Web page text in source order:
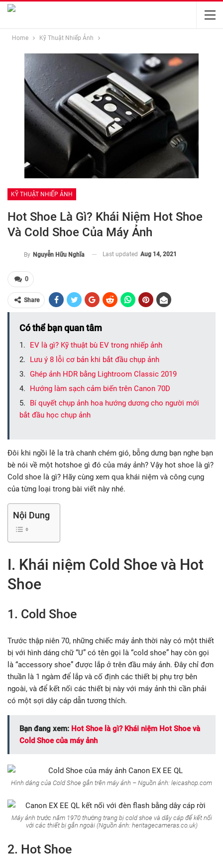
Home Kỹ Thuật Nhiếp Ảnh
KỸ THUẬT NHIẾP ẢNH
Hot Shoe Là Gì? Khái Niệm Hot Shoe
Và Cold Shoe Của Máy Ảnh
By Nguyễn Hữu Nghĩa Last updated Aug 14, 2021
0
Share
Có thể bạn quan tâm
EV là gì? Kỹ thuật bù EV trong nhiếp ảnh
Lưu ý 8 lỗi cơ bản khi bắt đầu chụp ảnh
Ghép ảnh HDR bằng Lightroom Classic 2019
Hướng làm sạch cảm biến trên Canon 70D
Bí quyết chụp ảnh hoa hướng dương cho người mới
bắt đầu học chụp ảnh
Đôi khi ngồi lê la trà chanh chém gió, bỗng dưng bạn nghe bạn
bè nói về một hotshoe gì đó của máy ảnh? Vậy hot shoe là gì?
Cold shoe là gì? Hãy cùng xem qua khái niệm và công cụng
của từng loại trong bài viết này nhé.
Nội Dung
I. Khái niệm Cold Shoe và Hot
Shoe
1. Cold Shoe
Trước thập niên 70, những chiếc máy ảnh thời này có một thiết
bị với hình dáng chữ “U” có tên gọi là “cold shoe” hay còn gọi
là “accessory shoe” được lắp ở trên đầu máy ảnh. Đây chỉ đơn
thuần là 1 ngàm để lắp và cố định các thiết bị phụ trợ bên
ngoài, và để kết nối các thiết bị này với máy ảnh thì cần phải
có một sợi dây cáp dẫn tương thích.
Bạn đang xem: Hot Shoe là gì? Khái niệm Hot Shoe và
Cold Shoe của máy ảnh
Hình dáng của Cold Shoe gắn trên máy ảnh – Nguồn ảnh: leicashop.com
Máy ảnh trước năm 1970 thường trang bị cold shoe và dây cáp để kết nối
với các thiết bị gắn ngoài (Nguồn ảnh: heritagecameras.co.uk)
2. Hot Shoe